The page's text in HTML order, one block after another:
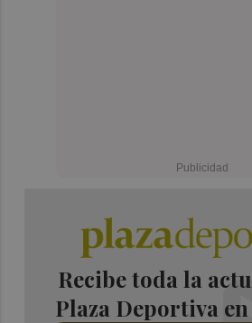
Recibe toda la
Plaza Deportiva